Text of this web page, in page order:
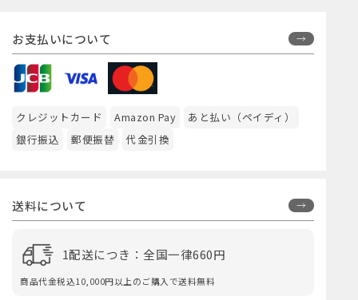
お支払いについて
クレジットカード Amazon Pay
あと払い（ペイディ）
銀行振込
郵便振替 代金引換
送料について
1配送につき：全国一律660円
商品代金税込10,000円以上のご購入で送料無料